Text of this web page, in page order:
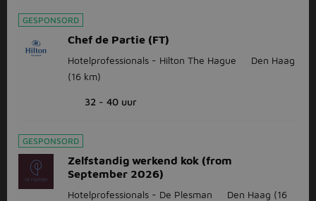
GESPONSORD
Chef de Partie (FT)
Hotelprofessionals - Hilton The Hague
Den Haag
(16 km)
32 - 40 uur
GESPONSORD
Zelfstandig werkend kok (from
September 2026)
Hotelprofessionals - De Plesman Den Haag (16